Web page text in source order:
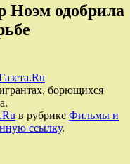
Ноэм одобрила
борющихся
в рубрике Фильмы и
ссылку.